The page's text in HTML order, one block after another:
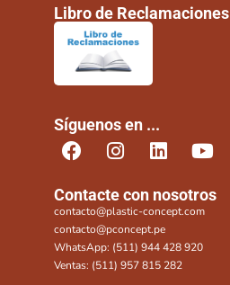
Libro de Reclamaciones
Síguenos en ...
Contacte con nosotros
contacto@plastic-concept.com
contacto@pconcept.pe
WhatsApp: (511) 944 428 920
Ventas: (511) 957 815 282